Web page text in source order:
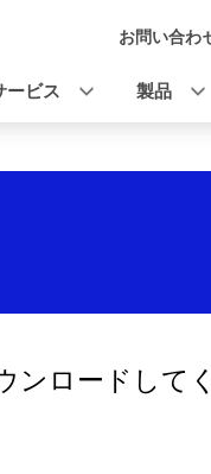
お問い合わ
ービス 製品
ロードして